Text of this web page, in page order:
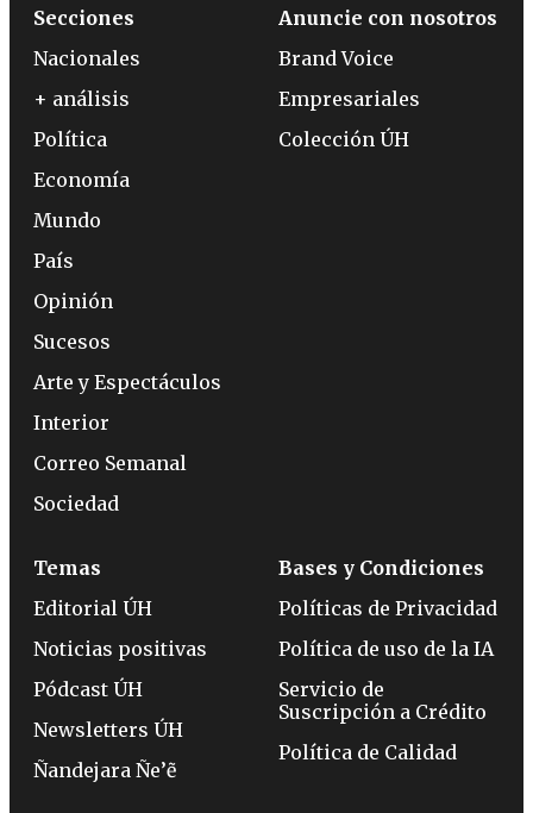
Secciones
Nacionales
+ análisis
Política
Economía
Mundo
País
Opinión
Sucesos
Arte y Espectáculos
Interior
Correo Semanal
Sociedad
Anuncie con nosotros
Brand Voice
Empresariales
Colección ÚH
Temas
Editorial ÚH
Noticias positivas
Pódcast ÚH
Newsletters ÚH
Ñandejara Ñe’ẽ
Bases y Condiciones
Políticas de Privacidad
Política de uso de la IA
Servicio de
Suscripción a Crédito
Política de Calidad